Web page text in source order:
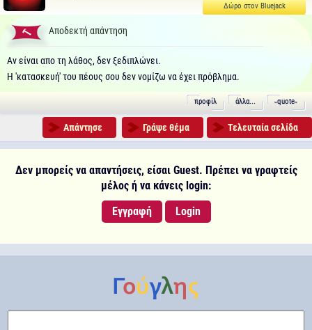
Δώρο στον Bluejack
Αποδεκτή απάντηση
Αν είναι απο τη λάθος, δεν ξεδιπλώνει.
Η 'κατασκευή' του πέους σου δεν νομίζω να έχει πρόβλημα.
προφίλ άλλα... ˵quote˶
Απάντησε Γράψε θέμα Τελευταία σελίδα
Δεν μπορείς να απαντήσεις, είσαι Guest. Πρέπει να γραφτείς
μέλος ή να κάνεις login:
Εγγραφή
Login